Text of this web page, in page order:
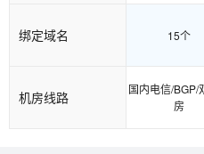
绑定域名 15个
机房线路
国内电信/BGP/
房